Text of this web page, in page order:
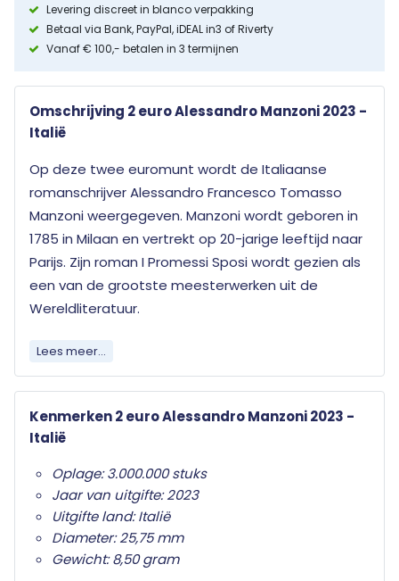
Levering discreet in blanco verpakking
Betaal via Bank, PayPal, iDEAL in3 of Riverty
Vanaf € 100,- betalen in 3 termijnen
Omschrijving 2 euro Alessandro Manzoni 2023 -
Italië
Op deze twee euromunt wordt de Italiaanse
romanschrijver Alessandro Francesco Tomasso
Manzoni weergegeven. Manzoni wordt geboren in
1785 in Milaan en vertrekt op 20-jarige leeftijd naar
Parijs. Zijn roman I Promessi Sposi wordt gezien als
een van de grootste meesterwerken uit de
Wereldliteratuur.
Elk land dat de euro als officiële munteenheid
heeft mag jaarlijks twee herdenkingsmunten
uitgeven. Wat deze herdenkingsmunten
onderscheid van de gewone twee euro munten is
het herdenkingsonderwerp op de nationale zijde.
Alleen de twee euro munt mag als
herdenkingsmunt gebruikt worden. Ze zijn in het
hele eurogebied wettig betaalmiddel; ze kunnen
als gewone euromunten worden gebruikt en
moeten worden geaccepteerd.
Lees meer...
Kenmerken 2 euro Alessandro Manzoni 2023 -
Italië
Oplage: 3.000.000 stuks
Jaar van uitgifte: 2023
Uitgifte land: Italië
Diameter: 25,75 mm
Gewicht: 8,50 gram